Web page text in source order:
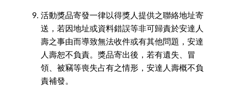
活動獎品寄發一律以得獎人提供之聯絡地址寄
送，若因地址或資料錯誤等非可歸責於安達人
壽之事由而導致無法收件或有其他問題，安達
人壽恕不負責。獎品寄出後，若有遺失、冒
領、被竊等喪失占有之情形，安達人壽概不負
責補發。